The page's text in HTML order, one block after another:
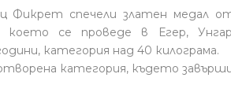
Фикрет спечели златен медал
се проведе в Егер,
категория над 40 килограма.
категория, където